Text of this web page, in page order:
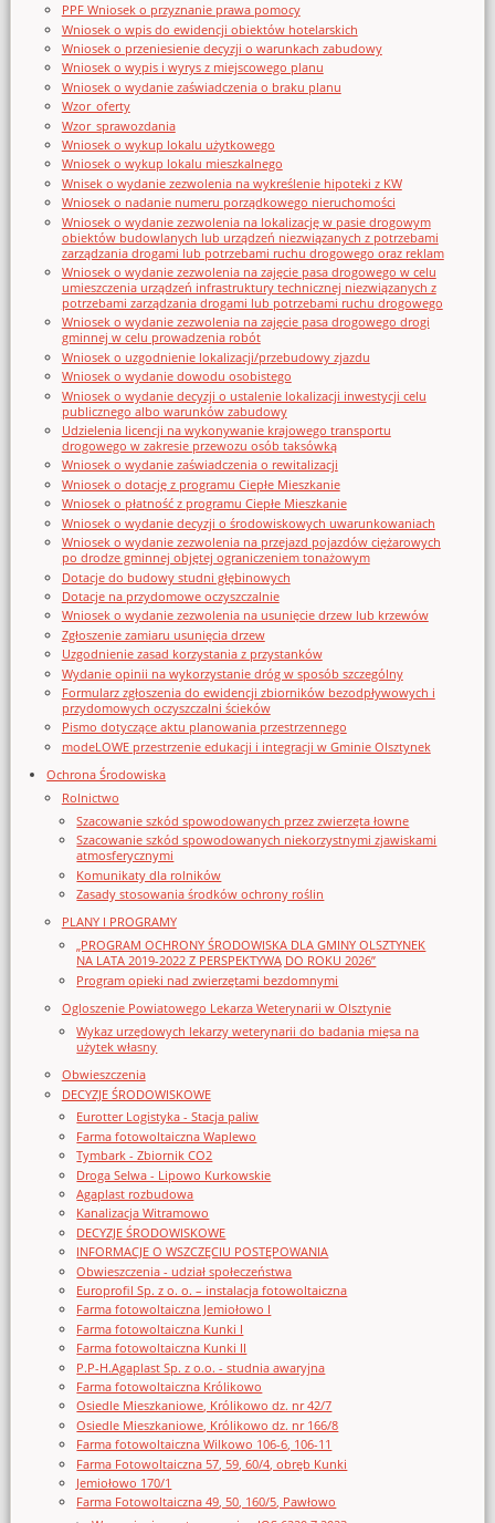
PPF Wniosek o przyznanie prawa pomocy
Wniosek o wpis do ewidencji obiektów hotelarskich
Wniosek o przeniesienie decyzji o warunkach zabudowy
Wniosek o wypis i wyrys z miejscowego planu
Wniosek o wydanie zaświadczenia o braku planu
Wzor_oferty
Wzor_sprawozdania
Wniosek o wykup lokalu użytkowego
Wniosek o wykup lokalu mieszkalnego
Wnisek o wydanie zezwolenia na wykreślenie hipoteki z KW
Wniosek o nadanie numeru porządkowego nieruchomości
Wniosek o wydanie zezwolenia na lokalizację w pasie drogowym
obiektów budowlanych lub urządzeń niezwiązanych z potrzebami
zarządzania drogami lub potrzebami ruchu drogowego oraz reklam
Wniosek o wydanie zezwolenia na zajęcie pasa drogowego w celu
umieszczenia urządzeń infrastruktury technicznej niezwiązanych z
potrzebami zarządzania drogami lub potrzebami ruchu drogowego
Wniosek o wydanie zezwolenia na zajęcie pasa drogowego drogi
gminnej w celu prowadzenia robót
Wniosek o uzgodnienie lokalizacji/przebudowy zjazdu
Wniosek o wydanie dowodu osobistego
Wniosek o wydanie decyzji o ustalenie lokalizacji inwestycji celu
publicznego albo warunków zabudowy
Udzielenia licencji na wykonywanie krajowego transportu
drogowego w zakresie przewozu osób taksówką
Wniosek o wydanie zaświadczenia o rewitalizacji
Wniosek o dotację z programu Ciepłe Mieszkanie
Wniosek o płatność z programu Ciepłe Mieszkanie
Wniosek o wydanie decyzji o środowiskowych uwarunkowaniach
Wniosek o wydanie zezwolenia na przejazd pojazdów ciężarowych
po drodze gminnej objętej ograniczeniem tonażowym
Dotacje do budowy studni głębinowych
Dotacje na przydomowe oczyszczalnie
Wniosek o wydanie zezwolenia na usunięcie drzew lub krzewów
Zgłoszenie zamiaru usunięcia drzew
Uzgodnienie zasad korzystania z przystanków
Wydanie opinii na wykorzystanie dróg w sposób szczególny
Formularz zgłoszenia do ewidencji zbiorników bezodpływowych i
przydomowych oczyszczalni ścieków
Pismo dotyczące aktu planowania przestrzennego
modeLOWE przestrzenie edukacji i integracji w Gminie Olsztynek
Ochrona Środowiska
Rolnictwo
Szacowanie szkód spowodowanych przez zwierzęta łowne
Szacowanie szkód spowodowanych niekorzystnymi zjawiskami
atmosferycznymi
Komunikaty dla rolników
Zasady stosowania środków ochrony roślin
PLANY I PROGRAMY
„PROGRAM OCHRONY ŚRODOWISKA DLA GMINY OLSZTYNEK
NA LATA 2019-2022 Z PERSPEKTYWĄ DO ROKU 2026”
Program opieki nad zwierzętami bezdomnymi
Ogloszenie Powiatowego Lekarza Weterynarii w Olsztynie
Wykaz urzędowych lekarzy weterynarii do badania mięsa na
użytek własny
Obwieszczenia
DECYZJE ŚRODOWISKOWE
Eurotter Logistyka - Stacja paliw
Farma fotowoltaiczna Waplewo
Tymbark - Zbiornik CO2
Droga Selwa - Lipowo Kurkowskie
Agaplast rozbudowa
Kanalizacja Witramowo
DECYZJE ŚRODOWISKOWE
INFORMACJE O WSZCZĘCIU POSTĘPOWANIA
Obwieszczenia - udział społeczeństwa
Europrofil Sp. z o. o. – instalacja fotowoltaiczna
Farma fotowoltaiczna Jemiołowo I
Farma fotowoltaiczna Kunki I
Farma fotowoltaiczna Kunki II
P.P-H.Agaplast Sp. z o.o. - studnia awaryjna
Farma fotowoltaiczna Królikowo
Osiedle Mieszkaniowe, Królikowo dz. nr 42/7
Osiedle Mieszkaniowe, Królikowo dz. nr 166/8
Farma fotowoltaiczna Wilkowo 106-6, 106-11
Farma Fotowoltaiczna 57, 59, 60/4, obręb Kunki
Jemiołowo 170/1
Farma Fotowoltaiczna 49, 50, 160/5, Pawłowo